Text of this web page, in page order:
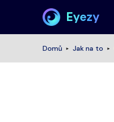
Eyezy
Domů Jak na to